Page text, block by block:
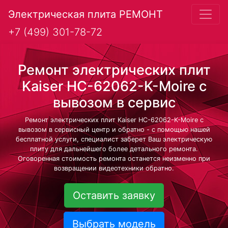
Электрическая плита РЕМОНТ
+7 (499) 301-78-72
Ремонт электрических плит
Kaiser HC-62062-K-Moire с
вывозом в сервис
Ремонт электрических плит Kaiser HC-62062-K-Moire с
вывозом в сервисный центр и обратно - с помощью нашей
бесплатной услуги, специалист заберет Ваш электрическую
плиту для дальнейшего более детального ремонта.
Оговоренная стоимость ремонта останется неизменно при
возвращении видеотехники обратно.
Оставить заявку
Выбрать модель